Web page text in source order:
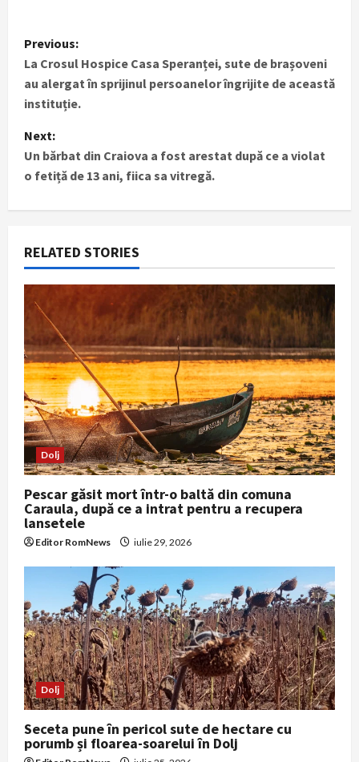
P
o
s
t
n
a
v
i
g
a
t
i
o
n
Previous:
La Crosul Hospice Casa Speranței, sute de brașoveni
au alergat în sprijinul persoanelor îngrijite de această
instituție.
Next:
Un bărbat din Craiova a fost arestat după ce a violat
o fetiță de 13 ani, fiica sa vitregă.
RELATED STORIES
Dolj
Pescar găsit mort într-o baltă din comuna
Caraula, după ce a intrat pentru a recupera
lansetele
Editor RomNews iulie 29, 2026
Dolj
Seceta pune în pericol sute de hectare cu
porumb și floarea-soarelui în Dolj